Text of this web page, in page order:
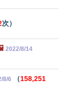
次）
2022/8/14
8/6 （158,251